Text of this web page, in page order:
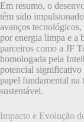
Em resumo, o
têm sido
avanços
por energia limpa e a
parceiros como a JF
homologada pela
potencial significativo
papel fundamental na
sustentável.
Impacto e Evolução